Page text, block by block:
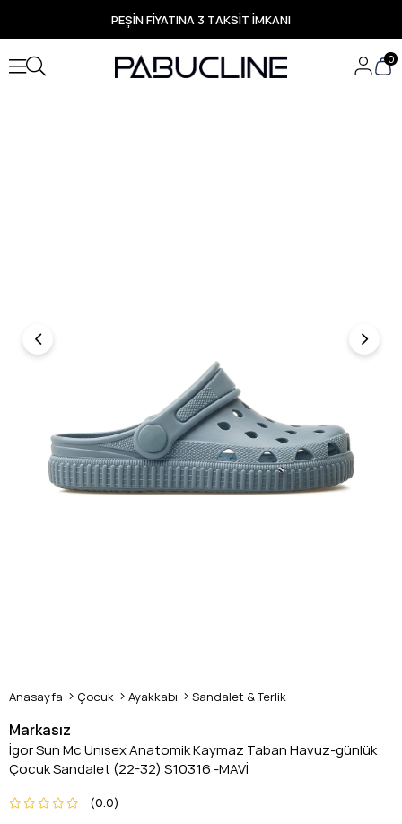
PEŞİN FİYATINA 3 TAKSİT İMKANI
TÜM ÜRÜNLERDE ÜCRETSİZ KARGO
Yeni Sezon Ürünlerde Özel Fırsatlar
Seçili Ürünlerde Hızlı Teslimat
0
Anasayfa Çocuk Ayakkabı Sandalet & Terlik
Markasız
İgor Sun Mc Unısex Anatomik Kaymaz Taban Havuz-günlük
Çocuk Sandalet (22-32) S10316 -MAVİ
0.0